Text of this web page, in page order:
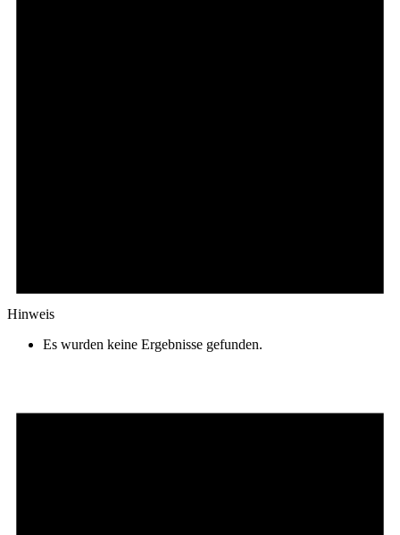
Hinweis
Es wurden keine Ergebnisse gefunden.